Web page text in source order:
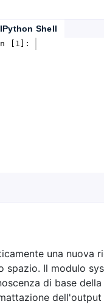
IPython Shell
[1]:
una nuova
Il modulo
di base
dell'output